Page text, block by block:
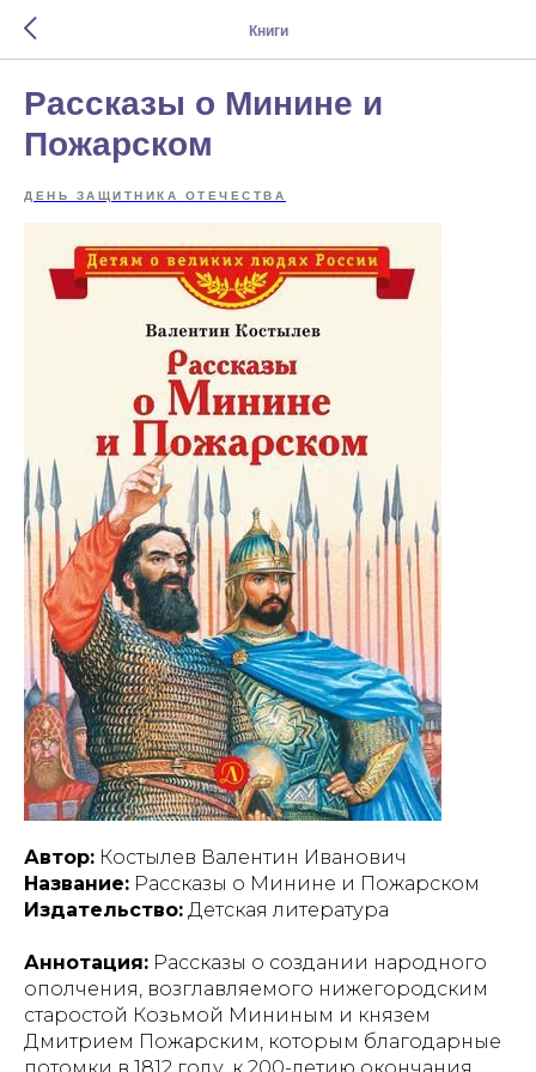
Книги
Рассказы о Минине и
Пожарском
ДЕНЬ ЗАЩИТНИКА ОТЕЧЕСТВА
Автор: Костылев Валентин Иванович
Название: Рассказы о Минине и Пожарском
Издательство: Детская литература
Аннотация: Рассказы о создании народного
ополчения, возглавляемого нижегородским
старостой Козьмой Мининым и князем
Дмитрием Пожарским, которым благодарные